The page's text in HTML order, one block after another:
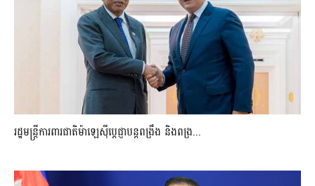
រដ្ឋមន្ត្រីការពារជាតិម៉ាឡេស៊ីប្ដេជ្ញាបន្តពង្រឹង និងពង្រ...